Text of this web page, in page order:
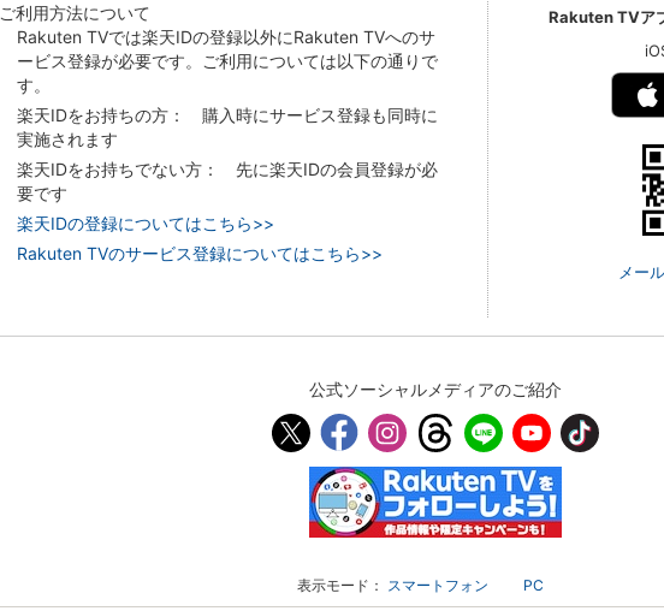
ご利用方法について
Rakuten TVでは楽天IDの登録以外にRakuten TVへのサ
ービス登録が必要です。ご利用については以下の通りで
す。
楽天IDをお持ちの方： 購入時にサービス登録も同時に
実施されます
楽天IDをお持ちでない方： 先に楽天IDの会員登録が必
要です
楽天IDの登録についてはこちら>>
Rakuten TVのサービス登録についてはこちら>>
Rakuten TVア
メー
公式ソーシャルメディアのご紹介
表示モード： スマートフォン PC